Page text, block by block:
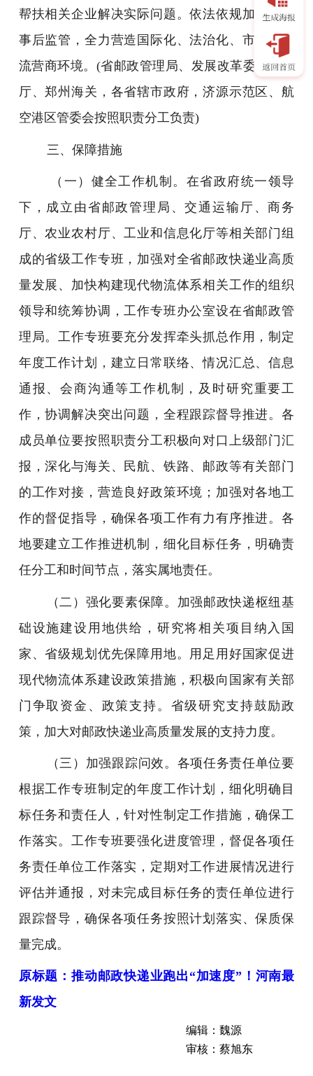
帮扶相关企业解决实际问题。依法依规加强事中
事后监管，全力营造国际化、法治化、市场化一
流营商环境。(省邮政管理局、发展改革委、商务
厅、郑州海关，各省辖市政府，济源示范区、航
空港区管委会按照职责分工负责)
三、保障措施
（一）健全工作机制。在省政府统一领导
下，成立由省邮政管理局、交通运输厅、商务
厅、农业农村厅、工业和信息化厅等相关部门组
成的省级工作专班，加强对全省邮政快递业高质
量发展、加快构建现代物流体系相关工作的组织
领导和统筹协调，工作专班办公室设在省邮政管
理局。工作专班要充分发挥牵头抓总作用，制定
年度工作计划，建立日常联络、情况汇总、信息
通报、会商沟通等工作机制，及时研究重要工
作，协调解决突出问题，全程跟踪督导推进。各
成员单位要按照职责分工积极向对口上级部门汇
报，深化与海关、民航、铁路、邮政等有关部门
的工作对接，营造良好政策环境；加强对各地工
作的督促指导，确保各项工作有力有序推进。各
地要建立工作推进机制，细化目标任务，明确责
任分工和时间节点，落实属地责任。
（二）强化要素保障。加强邮政快递枢纽基
础设施建设用地供给，研究将相关项目纳入国
家、省级规划优先保障用地。用足用好国家促进
现代物流体系建设政策措施，积极向国家有关部
门争取资金、政策支持。省级研究支持鼓励政
策，加大对邮政快递业高质量发展的支持力度。
（三）加强跟踪问效。各项任务责任单位要
根据工作专班制定的年度工作计划，细化明确目
标任务和责任人，针对性制定工作措施，确保工
作落实。工作专班要强化进度管理，督促各项任
务责任单位工作落实，定期对工作进展情况进行
评估并通报，对未完成目标任务的责任单位进行
跟踪督导，确保各项任务按照计划落实、保质保
量完成。
原标题：推动邮政快递业跑出“加速度”！河南最
新发文
编辑：魏源
审核：蔡旭东